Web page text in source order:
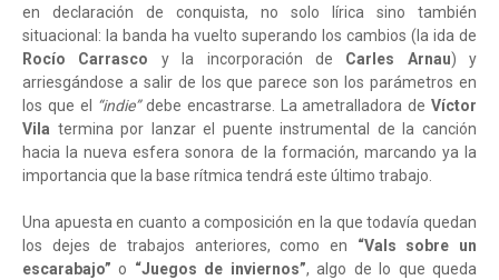
en declaración de conquista, no solo lírica sino también
situacional: la banda ha vuelto superando los cambios (la ida de
Rocío Carrasco y la incorporación de Carles Arnau) y
arriesgándose a salir de los que parece son los parámetros en
los que el
“indie”debe encastrarse. La ametralladora deVíctor
Vila termina por lanzar el puente instrumental de la canción
hacia la nueva esfera sonora de la formación, marcando ya la
importancia que la base rítmica tendrá este último trabajo.
Una apuesta en cuanto a composición en la que todavía quedan
los dejes de trabajos anteriores, como en “Vals sobre un
escarabajo” o “Juegos de inviernos”, algo de lo que queda